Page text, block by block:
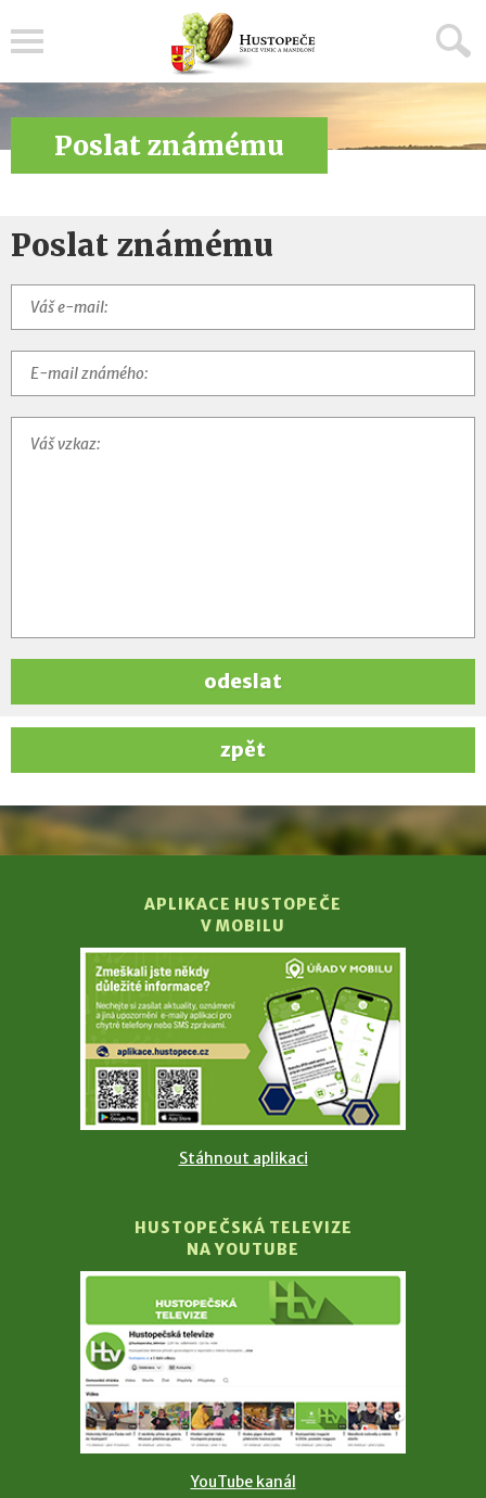
Poslat známému
Poslat známému
odeslat
zpět
APLIKACE HUSTOPEČE
V MOBILU
Stáhnout aplikaci
HUSTOPEČSKÁ TELEVIZE
NA YOUTUBE
YouTube kanál